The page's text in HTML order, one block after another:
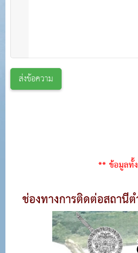
ส่งข้อความ
** ข้อมูลทั้
ช่องทางการติดต่อสถานี